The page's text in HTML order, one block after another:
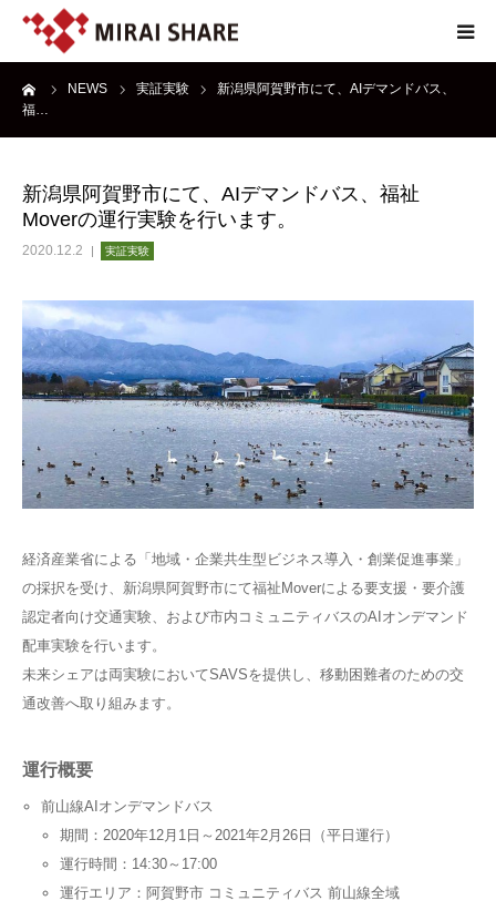
NEWS 実証実験
新潟県阿賀野市にて、AIデマンドバス、
福…
新潟県阿賀野市にて、AIデマンドバス、福祉
Moverの運行実験を行います。
2020.12.2 実証実験
経済産業省による「地域・企業共生型ビジネス導入・創業促進事業」
の採択を受け、新潟県阿賀野市にて福祉Moverによる要支援・要介護
認定者向け交通実験、および市内コミュニティバスのAIオンデマンド
配車実験を行います。
未来シェアは両実験においてSAVSを提供し、移動困難者のための交
通改善へ取り組みます。
運行概要
前山線AIオンデマンドバス
期間：2020年12月1日～2021年2月26日（平日運行）
運行時間：14:30～17:00
運行エリア：阿賀野市 コミュニティバス 前山線全域
NEWS
SERVICE
ABOUT